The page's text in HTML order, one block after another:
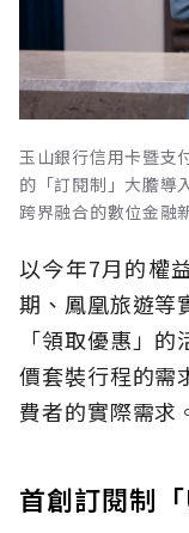
玉山銀行信用卡暨支
的「訂閱制」大膽導
跨界融合的數位金融
以今年7月的權
期、鳳凰旅遊等
「領取優惠」
價套裝行程的需
費者的實際需求
首創訂閱制